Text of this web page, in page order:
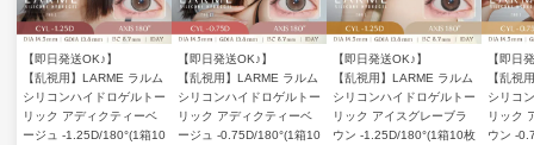
【即日発送OK♪】
【乱視用】LARME ラルム
シリコンハイドロゲルトー
リック アディクティーベ
ージュ -1.25D/180°(1箱10
【即日発送OK♪】
【乱視用】LARME ラルム
シリコンハイドロゲルトー
リック アディクティーベ
ージュ -0.75D/180°(1箱10
【即日発送OK♪】
【乱視用】LARME ラルム
シリコンハイドロゲルトー
リック アイスグレーブラ
ウン -1.25D/180°(1箱10枚
【即日
【乱視
シリコ
リック
ウン -